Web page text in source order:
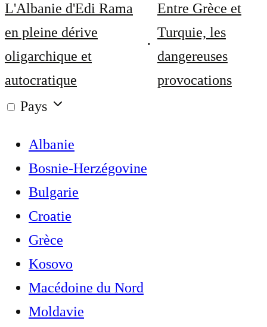
L'Albanie d'Edi Rama
en pleine dérive
oligarchique et
autocratique
Entre Grèce et
Turquie, les
dangereuses
provocations
Pays
Albanie
Bosnie-Herzégovine
Bulgarie
Croatie
Grèce
Kosovo
Macédoine du Nord
Moldavie